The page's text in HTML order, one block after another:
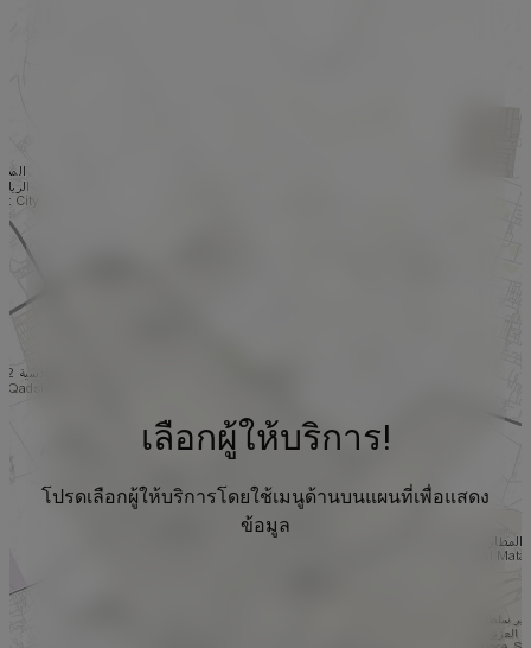
เลือกผู้ให้บริการ!
โปรดเลือกผู้ให้บริการโดยใช้เมนูด้านบนแผนที่เพื่อแสดง
ข้อมูล